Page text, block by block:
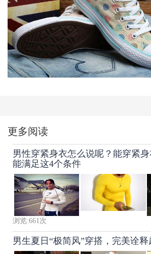
更多阅读
男性穿紧身衣怎么说呢？能穿紧
能满足这4个条件
浏览:661次
男生夏日“极简风”穿搭，完美诠